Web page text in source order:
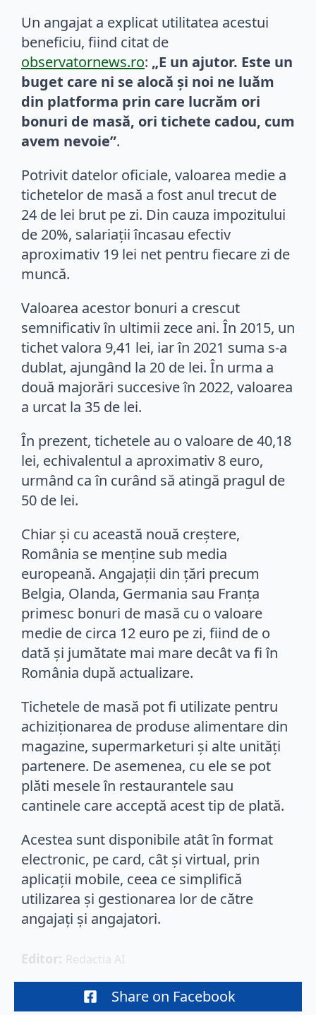
Un angajat a explicat utilitatea acestui
beneficiu, fiind citat de
observatornews.ro: „E un ajutor. Este un
buget care ni se alocă şi noi ne luăm
din platforma prin care lucrăm ori
bonuri de masă, ori tichete cadou, cum
avem nevoie”.
Potrivit datelor oficiale, valoarea medie a
tichetelor de masă a fost anul trecut de
24 de lei brut pe zi. Din cauza impozitului
de 20%, salariații încasau efectiv
aproximativ 19 lei net pentru fiecare zi de
muncă.
Valoarea acestor bonuri a crescut
semnificativ în ultimii zece ani. În 2015, un
tichet valora 9,41 lei, iar în 2021 suma s-a
dublat, ajungând la 20 de lei. În urma a
două majorări succesive în 2022, valoarea
a urcat la 35 de lei.
În prezent, tichetele au o valoare de 40,18
lei, echivalentul a aproximativ 8 euro,
urmând ca în curând să atingă pragul de
50 de lei.
Chiar și cu această nouă creștere,
România se menține sub media
europeană. Angajații din țări precum
Belgia, Olanda, Germania sau Franța
primesc bonuri de masă cu o valoare
medie de circa 12 euro pe zi, fiind de o
dată și jumătate mai mare decât va fi în
România după actualizare.
Tichetele de masă pot fi utilizate pentru
achiziționarea de produse alimentare din
magazine, supermarketuri și alte unități
partenere. De asemenea, cu ele se pot
plăti mesele în restaurantele sau
cantinele care acceptă acest tip de plată.
Acestea sunt disponibile atât în format
electronic, pe card, cât și virtual, prin
aplicații mobile, ceea ce simplifică
utilizarea și gestionarea lor de către
angajați și angajatori.
Editor: Redactia AI
Share on Facebook